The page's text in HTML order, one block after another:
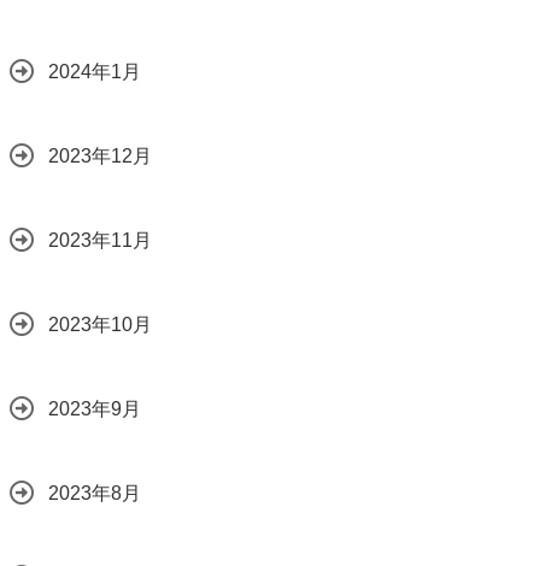
2024年1月
2023年12月
2023年11月
2023年10月
2023年9月
2023年8月